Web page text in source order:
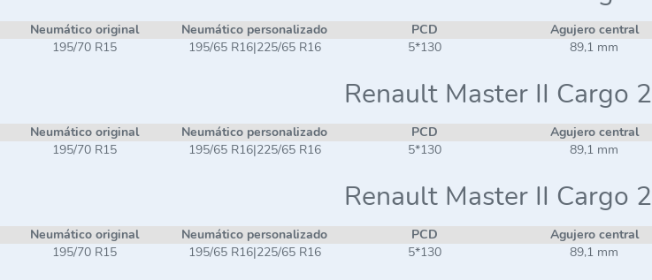
Neumático original Neumático personalizado PCD Agujero central
195/70 R15
195/65 R16|225/65 R16 5*130 89,1 mm
Renault Master II Cargo
Neumático original Neumático personalizado PCD Agujero central
195/70 R15
195/65 R16|225/65 R16 5*130 89,1 mm
Renault Master II Cargo
Neumático original Neumático personalizado PCD Agujero central
195/70 R15
195/65 R16|225/65 R16 5*130 89,1 mm